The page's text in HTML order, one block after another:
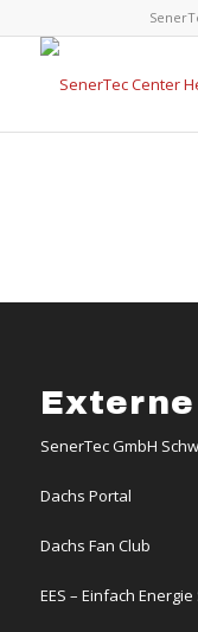
SenerTec GmbH
Dachs Portal
Dachs Fan Club
EES – Einfach